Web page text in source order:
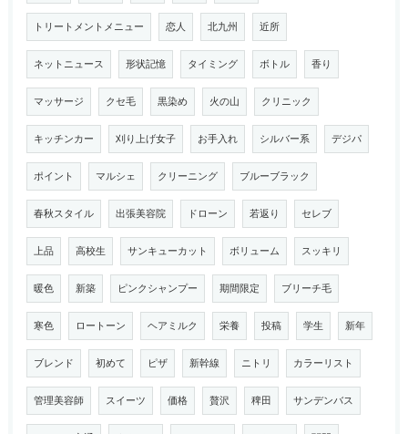
トリートメントメニュー 恋人 北九州 近所
ネットニュース 形状記憶 タイミング ボトル 香り
マッサージ クセ毛 黒染め 火の山 クリニック
キッチンカー 刈り上げ女子 お手入れ シルバー系 デジパ
ポイント マルシェ クリーニング ブルーブラック
春秋スタイル 出張美容院 ドローン 若返り セレブ
上品 高校生 サンキューカット ボリューム スッキリ
暖色 新築 ピンクシャンプー 期間限定 ブリーチ毛
寒色 ロートーン ヘアミルク 栄養 投稿 学生 新年
ブレンド 初めて ピザ 新幹線 ニトリ カラーリスト
管理美容師 スイーツ 価格 贅沢 稗田 サンデンバス